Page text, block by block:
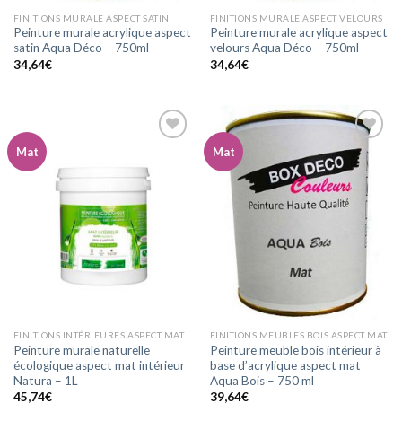
FINITIONS MURALE ASPECT SATIN
Peinture murale acrylique aspect
satin Aqua Déco – 750ml
34,64€
FINITIONS MURALE ASPECT VELOURS
Peinture murale acrylique aspect
velours Aqua Déco – 750ml
34,64€
Mat
Ajouter
wishlist
FINITIONS INTÉRIEURES ASPECT MAT
Peinture murale naturelle
écologique aspect mat intérieur
Natura – 1L
45,74€
Mat
Ajouter
à la
wishlist
FINITIONS MEUBLES BOIS ASPECT MAT
Peinture meuble bois intérieur à
base d’acrylique aspect mat
Aqua Bois – 750 ml
39,64€